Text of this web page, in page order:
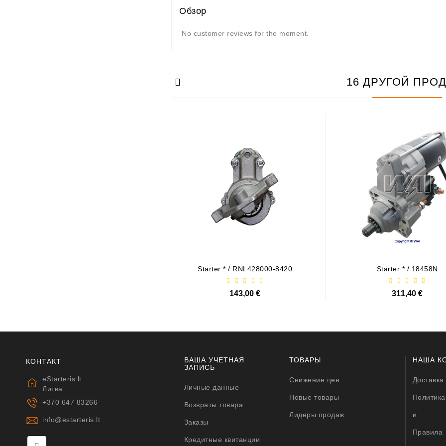
Обзор
No customer reviews for the moment.
16 ДРУГОЙ
Starter * / RNL428000-8420
143,00 €
Starter * / 18458N
311,40 €
КОНТАКТ
eStarteris.lt
Литва
+370 647 83266
info@estarteris.lt
ВАША УЧЕТНАЯ
ЗАПИСЬ
Личные данные
Возвраты товара
Заказы
Кредитные квитанции
ТОВАРЫ
Снижение цен
Новые товары
Лидеры продаж
НАША
Доставка
и
Правила